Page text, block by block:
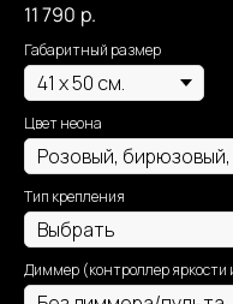
11 790 р.
Габаритный размер
Цвет неона
Тип крепления
Диммер (контроллер